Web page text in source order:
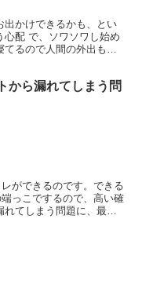
出かけできるかも、とい
心配 で、ソワソワし始め
るので人間の外出も厭
から漏れてしまう問
ができるのです。できる
っこでするので、高い確
てしまう問題に、最適